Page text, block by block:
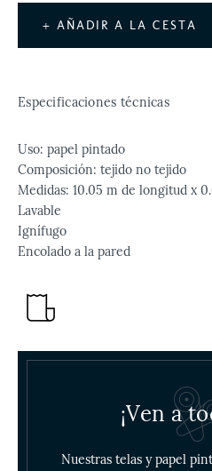
+ AÑADIR A LA CESTA
Especificaciones técnicas
Uso: papel pintado
Composición: tejido no tejido
Medidas: 10.05 m de longitud x
Lavable
Ignífugo
Encolado a la pared
¡Ven a
Nuestras telas y papel